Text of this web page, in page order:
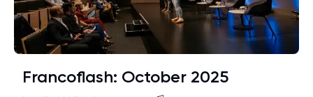
Francoflash: October 2025